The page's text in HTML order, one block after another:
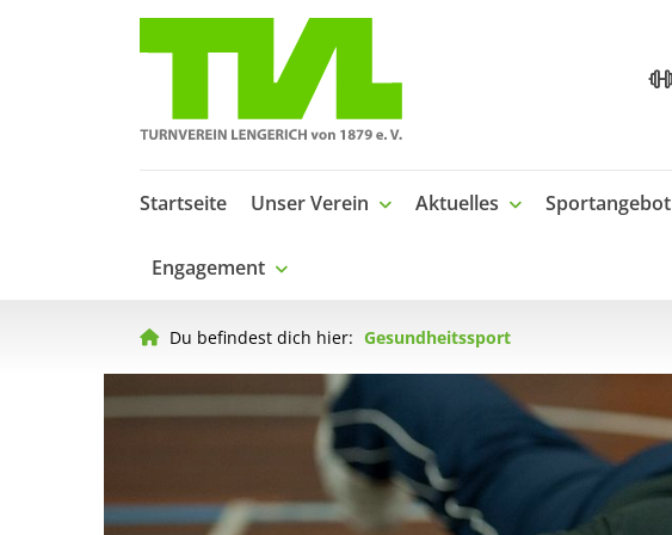
Startseite Unser Verein Aktuelles Sportangebot
Engagement
Du befindest dich hier: Gesundheitssport